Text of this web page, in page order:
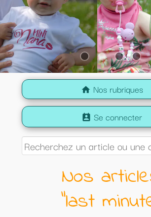
home Nos rubriques
perm_contact_calendar Se connecter
Nos
"last